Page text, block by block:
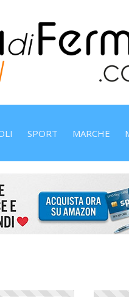
SPORT MARCHE